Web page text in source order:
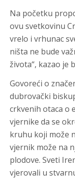
Na početku
ovu svetkovinu
vrelo i vrhunac
ništa ne bude
života“, kazao je
Govoreći o
dubrovački
crkvenih otaca o
vjernike da se
kruhu koji može
vjernik može na
plodove. Sveti
vjerovali u